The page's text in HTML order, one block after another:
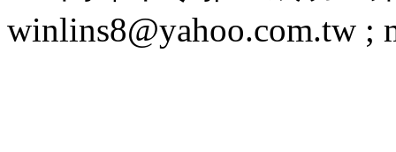
winlins8@yahoo.com.tw ;